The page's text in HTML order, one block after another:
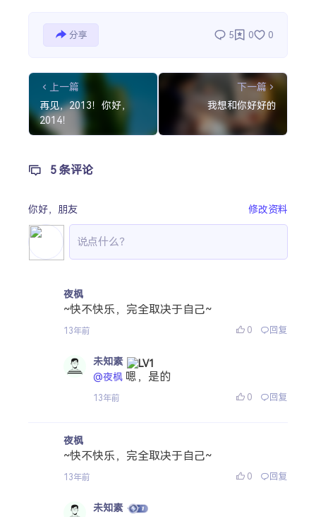
分享 5 0 0
上一篇
再见，2013！你好，
2014！
下一篇
我想和你好好的
5 条评论
你好， 朋友 修改资料
夜枫
~快不快乐，完全取决于自己~
13年前 0 回复
未知素
@夜枫 嗯，是的
13年前 0 回复
夜枫
~快不快乐，完全取决于自己~
13年前 0 回复
未知素